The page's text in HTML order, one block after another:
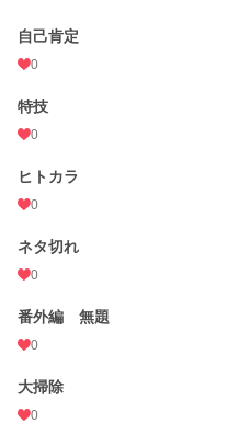
自己肯定
0
特技
0
ヒトカラ
0
ネタ切れ
0
番外編 無題
0
大掃除
0